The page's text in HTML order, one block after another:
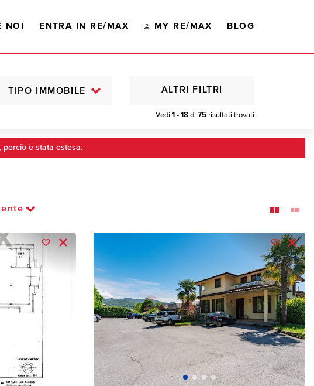
NOI ENTRA IN RE/MAX MY RE/MAX BLOG
TIPO IMMOBILE
Vedi 1 - 18 di 75 risultati trovati
ALTRI FILTRI
perciò è stata estesa.